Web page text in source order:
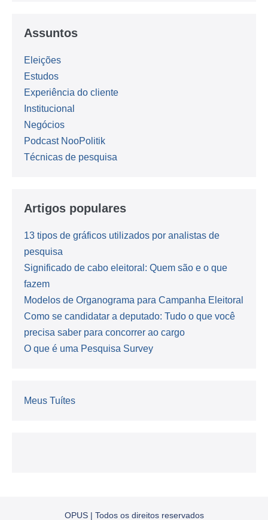
Assuntos
Eleições
Estudos
Experiência do cliente
Institucional
Negócios
Podcast NooPolitik
Técnicas de pesquisa
Artigos populares
13 tipos de gráficos utilizados por analistas de
pesquisa
Significado de cabo eleitoral: Quem são e o que
fazem
Modelos de Organograma para Campanha Eleitoral
Como se candidatar a deputado: Tudo o que você
precisa saber para concorrer ao cargo
O que é uma Pesquisa Survey
Meus Tuítes
OPUS | Todos os direitos reservados